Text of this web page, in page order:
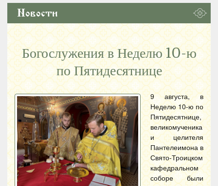
Новости
Богослужения в Неделю 10-ю
по Пятидесятнице
9 августа, в
Неделю 10-ю по
Пятидесятнице,
великомученика
и целителя
Пантелеимона в
Свято-Троицком
кафедральном
соборе были